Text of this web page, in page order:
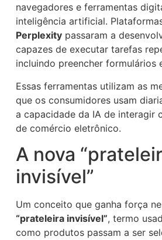
navegadores e ferramentas
inteligência artificial.
Perplexity passaram a
capazes de executar tarefas
incluindo preencher formulários
Essas ferramentas utilizam as
que os consumidores usam
a capacidade da IA de interagir
de comércio eletrônico.
A nova
invisível”
Um conceito que ganha força
“prateleira invisível”, termo
como produtos passam a ser